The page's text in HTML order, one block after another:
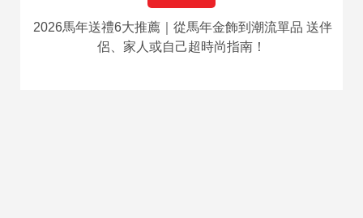
2026馬年送禮6大推薦｜從馬年金飾到潮流單品 送伴
侶、家人或自己超時尚指南！